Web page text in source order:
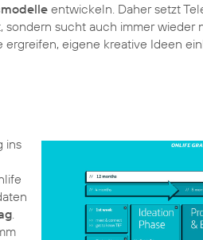
entwickeln. Daher setzt
sondern sucht auch immer wieder
eigene kreative Ideen
ins
.